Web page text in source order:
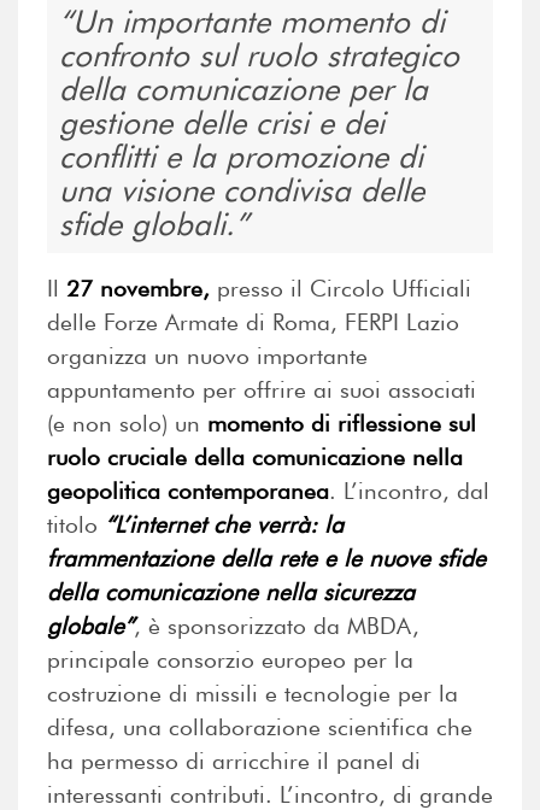
Un importante momento di
confronto sul ruolo strategico
della comunicazione per la
gestione delle crisi e dei
conflitti e la promozione di
una visione condivisa delle
sfide globali.
Il 27 novembre, presso il Circolo Ufficiali
delle Forze Armate di Roma, FERPI Lazio
organizza un nuovo importante
appuntamento per offrire ai suoi associati
(e non solo) un momento di riflessione sul
ruolo cruciale della comunicazione nella
geopolitica contemporanea. L’incontro, dal
titolo “L’internet che verrà: la
frammentazione della rete e le nuove sfide
della comunicazione nella sicurezza
globale”, è sponsorizzato da MBDA,
principale consorzio europeo per la
costruzione di missili e tecnologie per la
difesa, una collaborazione scientifica che
ha permesso di arricchire il panel di
interessanti contributi. L’incontro, di grande